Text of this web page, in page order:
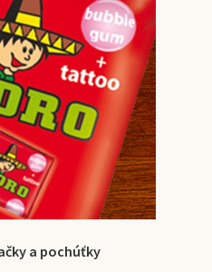
a pochúťky